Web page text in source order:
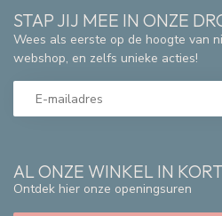
AL ONZE WINKEL IN
Ontdek hier onze openingsuren
STAP JIJ MEE IN ONZE
Wees als eerste op de hoogte van
webshop, en zelfs unieke acties!